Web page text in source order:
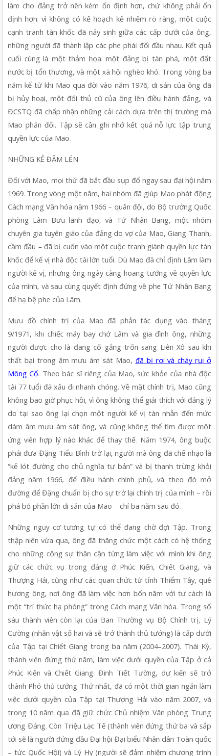
làm cho đảng trở nên kém ổn định hơn, chứ không phải ổn
định hơn: vì không có kế hoạch kế nhiệm rõ ràng, một cuộc
cạnh tranh tàn khốc đã nảy sinh giữa các cấp dưới của ông,
những người đã thành lập các phe phái đối đầu nhau. Kết quả
cuối cùng là một thảm họa: một đảng bị tàn phá, một đất
nước bị tổn thương, và một xã hội nghèo khó. Trong vòng ba
năm kể từ khi Mao qua đời vào năm 1976, di sản của ông đã
bị hủy hoại, một đối thủ cũ của ông lên điều hành đảng, và
ĐCSTQ đã chấp nhận những cải cách dựa trên thị trường mà
Mao phản đối. Tập sẽ cần ghi nhớ kết quả nỗ lực tập trung
quyền lực của Mao.
NHỮNG KẺ ĐÂM LÉN
Đối với Mao, mọi thứ đã bắt đầu sụp đổ ngay sau đại hội năm
1969. Trong vòng một năm, hai nhóm đã giúp Mao phát động
Cách mạng Văn hóa năm 1966 – quân đội, do Bộ trưởng Quốc
phòng Lâm Bưu lãnh đạo, và Tứ Nhân Bang, một nhóm
chuyên gia tuyên giáo của đảng do vợ của Mao, Giang Thanh,
cầm đầu – đã bị cuốn vào một cuộc tranh giành quyền lực tàn
khốc để kế vị nhà độc tài lớn tuổi. Dù Mao đã chỉ định Lâm làm
người kế vị, nhưng ông ngày càng hoang tưởng về quyền lực
của mình, và sau cùng quyết định đứng về phe Tứ Nhân Bang
để hạ bệ phe của Lâm.
Mưu đồ chính trị của Mao đã phản tác dụng vào tháng
9/1971, khi chiếc máy bay chở Lâm và gia đình ông, những
người được cho là đang cố gắng trốn sang Liên Xô sau khi
thất bại trong âm mưu ám sát Mao, đã bị rơi và cháy rụi ở
Mông Cổ. Theo bác sĩ riêng của Mao, sức khỏe của nhà độc
tài 77 tuổi đã xấu đi nhanh chóng. Về mặt chính trị, Mao cũng
không bao giờ phục hồi, vì ông không thể giải thích với đảng lý
do tại sao ông lại chọn một người kế vị tàn nhẫn đến mức
dám âm mưu ám sát ông, và cũng không thể tìm được một
ứng viên hợp lý nào khác để thay thế. Năm 1974, ông buộc
phải đưa Đặng Tiểu Bình trở lại, người mà ông đã chế nhạo là
“kẻ lót đường cho chủ nghĩa tư bản” và bị thanh trừng khỏi
đảng năm 1966, để điều hành chính phủ, và theo đó mở
đường để Đặng chuẩn bị cho sự trở lại chính trị của mình – rồi
phá bỏ phần lớn di sản của Mao – chỉ ba năm sau đó.
Những nguy cơ tương tự có thể đang chờ đợi Tập. Trong
thập niên vừa qua, ông đã thăng chức một cách có hệ thống
cho những cộng sự thân cận từng làm việc với mình khi ông
giữ các chức vụ trong đảng ở Phúc Kiến, Chiết Giang, và
Thượng Hải, cũng như các quan chức từ tỉnh Thiểm Tây, quê
hương ông, nơi ông đã làm việc hơn bốn năm với tư cách là
một “trí thức hạ phóng” trong Cách mạng Văn hóa. Trong số
sáu thành viên còn lại của Ban Thường vụ Bộ Chính trị, Lý
Cường (nhân vật số hai và sẽ trở thành thủ tướng) là cấp dưới
của Tập tại Chiết Giang trong ba năm (2004–2007). Thái Kỳ,
thành viên đứng thứ năm, làm việc dưới quyền của Tập ở cả
Phúc Kiến và Chiết Giang. Đinh Tiết Tường, dự kiến sẽ trở
thành Phó thủ tướng Thứ nhất, đã có một thời gian ngắn làm
việc dưới quyền của Tập tại Thượng Hải vào năm 2007, và
trong 10 năm qua đã giữ chức Chủ nhiệm Văn phòng Trung
ương Đảng. Còn Triệu Lạc Tế (thành viên đứng thứ ba và sắp
tới sẽ là người đứng đầu Đại hội Đại biểu Nhân dân Toàn quốc
– tức Quốc Hội) và Lý Hy (người sẽ đảm nhiệm chương trình